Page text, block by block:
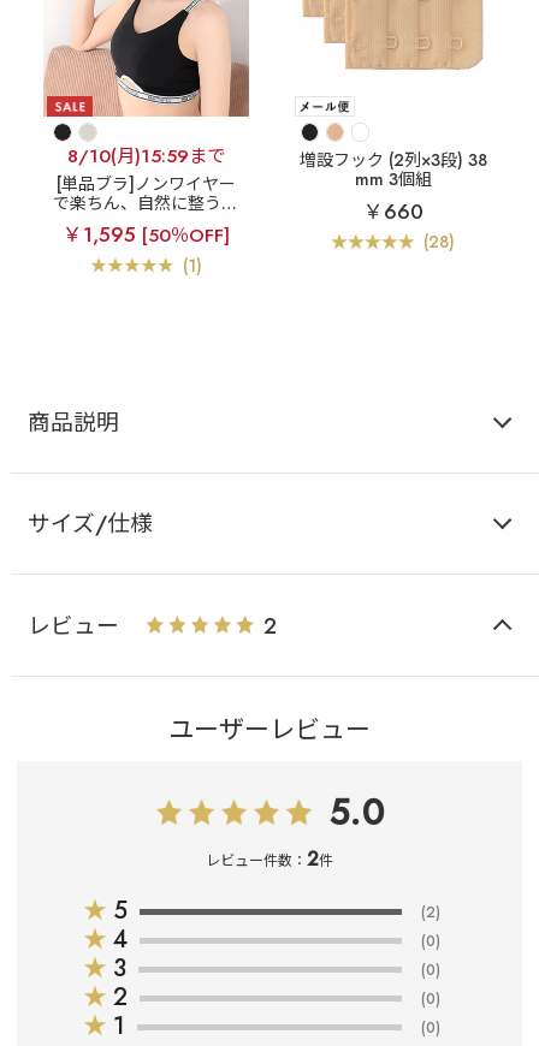
8/10(月)15:59まで
[単品ブラ]ノンワイヤー
で楽ちん、自然に整うバ
ストライン
ノヴァベル
綿混 ノンワイヤー 単品
ブラジャー
￥1,595 [50％OFF]
(1)
増設フック (2列×3段) 38
mm 3個組
￥660
(28)
商品説明
サイズ/仕様
レビュー 2
ユーザーレビュー
5.0
レビュー件数： 2件
★ 5 (2)
★ 4 (0)
★ 3 (0)
★ 2 (0)
★ 1 (0)